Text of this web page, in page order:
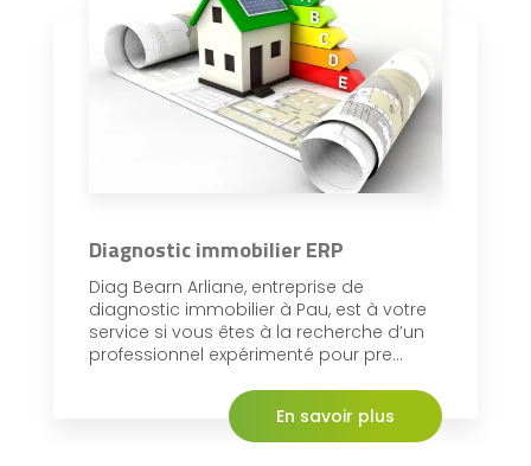
Diagnostic immobilier ERP
Diag Bearn Arliane, entreprise de
diagnostic immobilier à Pau, est à votre
service si vous êtes à la recherche d’un
professionnel expérimenté pour pre...
En savoir plus